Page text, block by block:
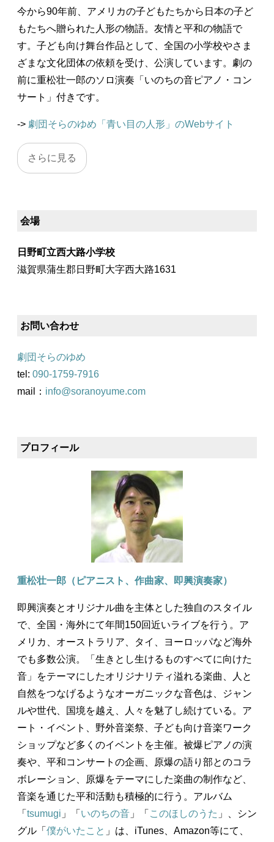
今から90年前、アメリカの子どもたちから日本の子ど
もたちへ贈られた人形の物語。友情と平和の物語で
す。子ども向け舞台作品として、全国の小学校やさま
ざまな文化団体の依頼を受け、公演しています。劇の
前に重松壮一郎のソロ演奏「いのちの音ピアノ・コン
サート」付きです。
-> 劇団そらのゆめ「青い目の人形」のWebサイト
会場
日野町立西大路小学校
滋賀県蒲生郡日野町大字西大路1631
お問い合わせ
劇団そらのゆめ
tel: 090-1759-7916
mail： info@soranoyume.com
プロフィール
重松壮一郎（ピアニスト、作曲家、即興演奏家）
即興演奏とオリジナル曲を主体とした独自のスタイル
で、全国・海外にて年間150回近いライブを行う。ア
メリカ、オーストラリア、タイ、ヨーロッパなど海外
でも多数公演。「生きとし生けるものすべてに向けた
音」をテーマにしたオリジナリティ溢れる楽曲、人と
自然をつなげるようなオーガニックな音色は、ジャン
ルや世代、国境を越え、人々を魅了し続けている。ア
ート・イベント、野外音楽祭、子ども向け音楽ワーク
ショップなど多くのイベントを主催。被爆ピアノの演
奏や、平和コンサートの企画、原爆の語り部とのコラ
ボレーション、原爆をテーマにした楽曲の制作など、
音楽を通じた平和活動も積極的に行う。アルバム
「 tsumugi 」「 いのちの音 」「 このほしのうた 」、シン
グル「 僕がいたこと 」は、iTunes、Amazon等にて、